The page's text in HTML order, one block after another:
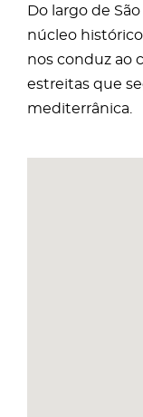
Do largo de
núcleo
nos conduz ao
estreitas que
mediterrânica.